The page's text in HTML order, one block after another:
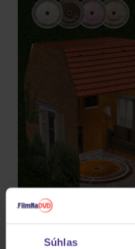
Súhlas